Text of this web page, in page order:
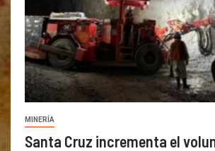
MINERÍA
Santa Cruz incrementa el